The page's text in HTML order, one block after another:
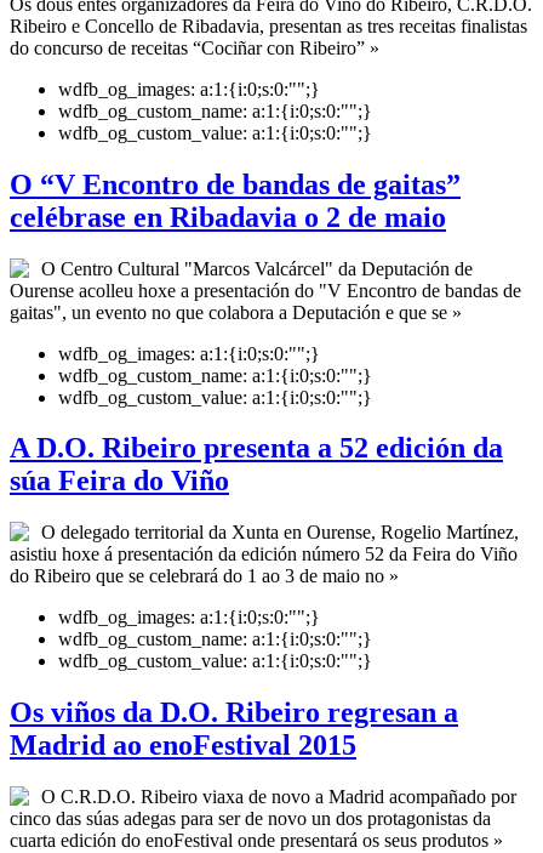
Ribeiro e Concello de Ribadavia, presentan as tres receitas finalistas
do concurso de receitas “Cociñar con Ribeiro” »
wdfb_og_images: a:1:{i:0;s:0:"";}
wdfb_og_custom_name: a:1:{i:0;s:0:"";}
wdfb_og_custom_value: a:1:{i:0;s:0:"";}
O “V Encontro de bandas de gaitas”
celébrase en Ribadavia o 2 de maio
O Centro Cultural "Marcos Valcárcel" da Deputación de
Ourense acolleu hoxe a presentación do "V Encontro de bandas de
gaitas", un evento no que colabora a Deputación e que se »
wdfb_og_images: a:1:{i:0;s:0:"";}
wdfb_og_custom_name: a:1:{i:0;s:0:"";}
wdfb_og_custom_value: a:1:{i:0;s:0:"";}
A D.O. Ribeiro presenta a 52 edición da
súa Feira do Viño
O delegado territorial da Xunta en Ourense, Rogelio Martínez,
asistiu hoxe á presentación da edición número 52 da Feira do Viño
do Ribeiro que se celebrará do 1 ao 3 de maio no »
wdfb_og_images: a:1:{i:0;s:0:"";}
wdfb_og_custom_name: a:1:{i:0;s:0:"";}
wdfb_og_custom_value: a:1:{i:0;s:0:"";}
Os viños da D.O. Ribeiro regresan a
Madrid ao enoFestival 2015
O C.R.D.O. Ribeiro viaxa de novo a Madrid acompañado por
cinco das súas adegas para ser de novo un dos protagonistas da
cuarta edición do enoFestival onde presentará os seus produtos »